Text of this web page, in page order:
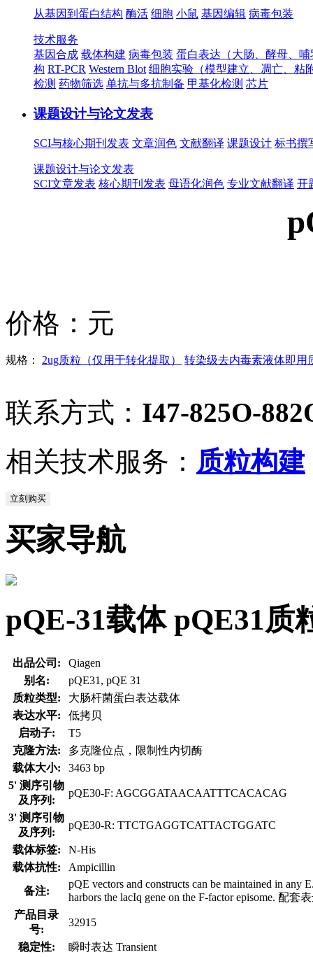
从基因到蛋白结构 酶活 细胞 小鼠 基因编辑 病毒包装
技术服务
基因合成 载体构建 病毒包装 蛋白表达（大肠、酵母、
构 RT-PCR Western Blot 细胞实验（模型建立、凋亡、粘
检测 药物筛选 单抗与多抗制备 甲基化检测 芯片
课题设计与论文发表
SCI与核心期刊发表 文章润色 文献翻译 课题设计 标书撰
课题设计与论文发表
SCI文章发表 核心期刊发表 母语化润色 专业文献翻译 开
价格： 元
规格： 2ug质粒（仅用于转化提取） 转染级去内毒素液体即用
联系方式： I47-825O-
相关技术服务： 质粒构建
立刻购买
买家导航
pQE-31载体 pQE31质
出品公司:
Qiagen
别名:
pQE31, pQE 31
质粒类型:
大肠杆菌蛋白表达载体
表达水平:
低拷贝
启动子:
T5
克隆方法:
多克隆位点，限制性内切酶
载体大小:
3463 bp
5' 测序引物
及序列:
pQE30-F: AGCGGATAACAATTTCACACAG
3' 测序引物
及序列:
pQE30-R: TTCTGAGGTCATTACTGGATC
载体标签:
N-His
载体抗性:
Ampicillin
备注:
pQE vectors and constructs can be maintained in any
harbors the lacIq gene on the F-factor episome. 配套
产品目录
号:
32915
稳定性:
瞬时表达 Transient